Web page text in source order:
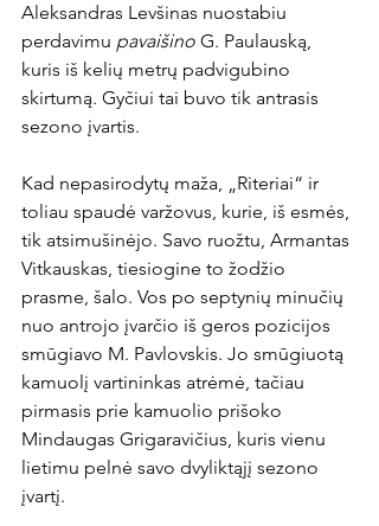
Aleksandras Levšinas nuostabiu
perdavimu pavaišino G. Paulauską,
kuris iš kelių metrų padvigubino
skirtumą. Gyčiui tai buvo tik antrasis
sezono įvartis.
Kad nepasirodytų maža, „Riteriai“ ir
toliau spaudė varžovus, kurie, iš esmės,
tik atsimušinėjo. Savo ruožtu, Armantas
Vitkauskas, tiesiogine to žodžio
prasme, šalo. Vos po septynių minučių
nuo antrojo įvarčio iš geros pozicijos
smūgiavo M. Pavlovskis. Jo smūgiuotą
kamuolį vartininkas atrėmė, tačiau
pirmasis prie kamuolio prišoko
Mindaugas Grigaravičius, kuris vienu
lietimu pelnė savo dvyliktąjį sezono
įvartį.